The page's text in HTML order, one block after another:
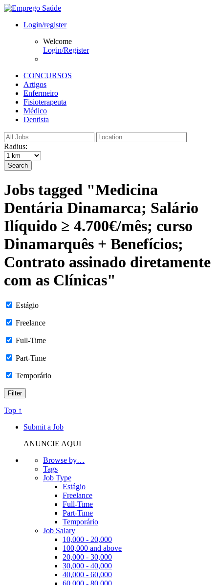
Login/register
Welcome
Login/Register
CONCURSOS
Artigos
Enfermeiro
Fisioterapeuta
Médico
Dentista
Radius:
Search
Jobs tagged "Medicina
Dentária Dinamarca; Salário
Ilíquido ≥ 4.700€/mês; curso
Dinamarquês + Benefícios;
Contrato assinado diretamente
com as Clínicas"
Estágio
Freelance
Full-Time
Part-Time
Temporário
Top ↑
Submit a Job
ANUNCIE AQUI
Browse by…
Tags
Job Type
Estágio
Freelance
Full-Time
Part-Time
Temporário
Job Salary
10,000 - 20,000
100,000 and above
20,000 - 30,000
30,000 - 40,000
40,000 - 60,000
60,000 - 80,000